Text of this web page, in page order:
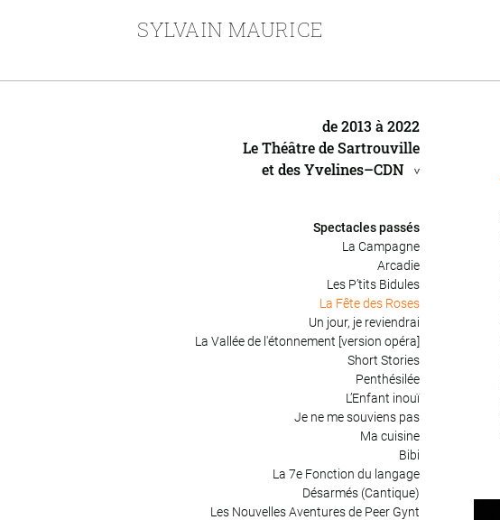
SYLVAIN MAURICE
de 2013 à 2022
Le Théâtre de Sartrouville
et des Yvelines–CDN
>
Spectacles passés
La Campagne
Arcadie
Les P’tits Bidules
La Fête des Roses
Un jour, je reviendrai
La Vallée de l'étonnement [version opéra]
Short Stories
Penthésilée
L’Enfant inouï
Je ne me souviens pas
Ma cuisine
Bibi
La 7e Fonction du langage
Désarmés (Cantique)
Les Nouvelles Aventures de Peer Gynt